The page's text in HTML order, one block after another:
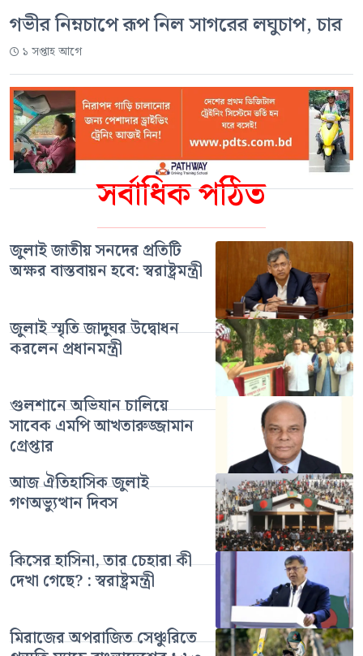
সর্বাধিক পঠিত
জুলাই জাতীয় সনদের প্রতিটি
অক্ষর বাস্তবায়ন হবে: স্বরাষ্ট্রমন্ত্রী
জুলাই স্মৃতি জাদুঘর উদ্বোধন
করলেন প্রধানমন্ত্রী
গুলশানে অভিযান চালিয়ে
সাবেক এমপি আখতারুজ্জামান
গ্রেপ্তার
আজ ঐতিহাসিক জুলাই
গণঅভ্যুত্থান দিবস
কিসের হাসিনা, তার চেহারা কী
দেখা গেছে? : স্বরাষ্ট্রমন্ত্রী
মিরাজের অপরাজিত সেঞ্চুরিতে
গভীর নিম্নচাপে রূপ নিল সাগরের লঘুচাপ, চার
১ সপ্তাহ আগে